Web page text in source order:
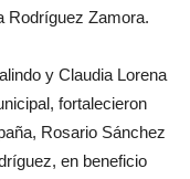
Rodríguez Zamora.
y Claudia Lorena
fortalecieron
Rosario Sánchez
en beneficio